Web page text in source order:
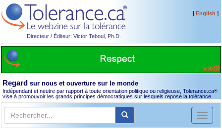
Directeur / Éditeur: Victor Teboul, Ph.D.
[English ]
Regard sur nous et ouverture sur le monde
Indépendant et neutre par rapport à toute orientation politique ou religieuse, Tolerance.ca®
vise à promouvoir les grands principes démocratiques sur lesquels repose la tolérance.
Toggle